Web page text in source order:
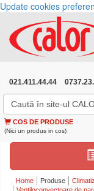
Update cookies
021.411.44.44
COS DE PRODUSE
(Nici un produs in cos)
Home Produse